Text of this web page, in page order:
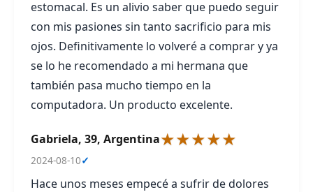
estomacal. Es un alivio saber que puedo seguir
con mis pasiones sin tanto sacrificio para mis
ojos. Definitivamente lo volveré a comprar y ya
se lo he recomendado a mi hermana que
también pasa mucho tiempo en la
computadora. Un producto excelente.
Gabriela, 39, Argentina★★★★★
2024-08-10✓
Hace unos meses empecé a sufrir de dolores